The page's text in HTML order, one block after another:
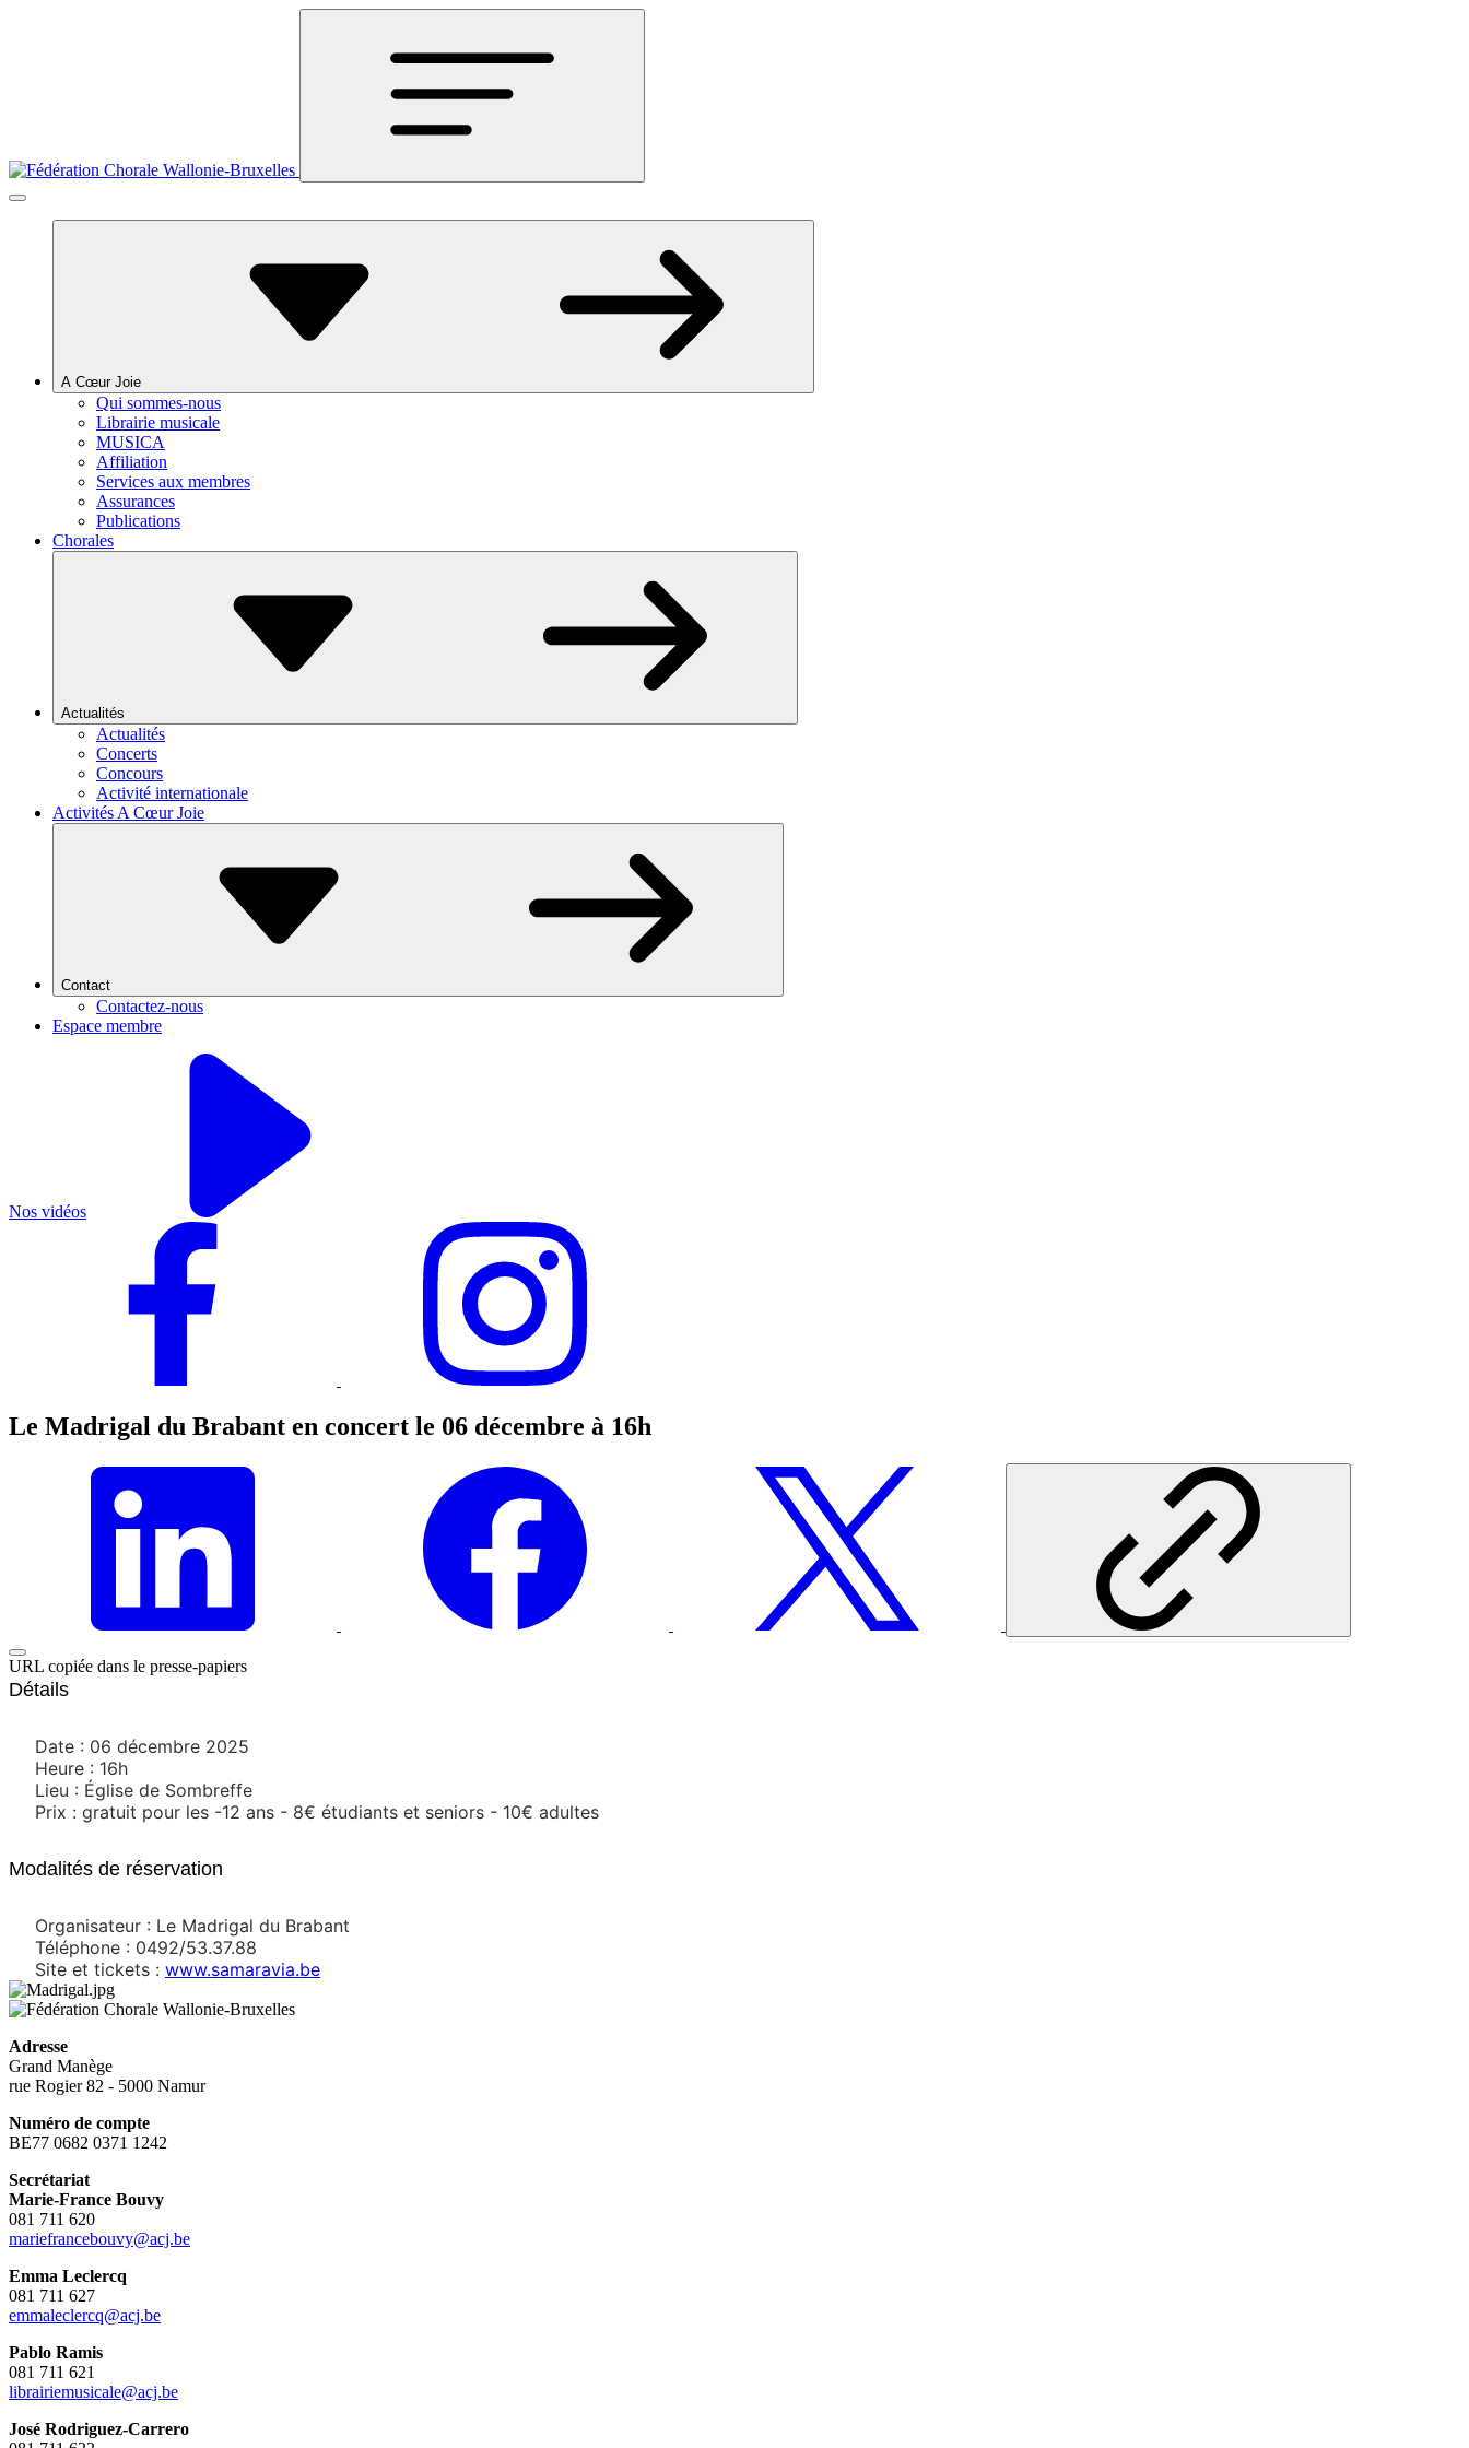
A Cœur Joie
Qui sommes-nous
Librairie musicale
MUSICA
Affiliation
Services aux membres
Assurances
Publications
Chorales
Actualités
Actualités
Concerts
Concours
Activité internationale
Activités A Cœur Joie
Contact
Contactez-nous
Espace membre
Nos vidéos
Le Madrigal du Brabant en concert le 06 décembre à 16h
URL copiée dans le presse-papiers
Détails
Date : 06 décembre 2025
Heure : 16h
Lieu : Église de Sombreffe
Prix : gratuit pour les -12 ans - 8€ étudiants et seniors - 10€ adultes
Modalités de réservation
Organisateur : Le Madrigal du Brabant
Téléphone : 0492/53.37.88
Site et tickets : www.samaravia.be
Adresse
Grand Manège
rue Rogier 82 - 5000 Namur
Numéro de compte
BE77 0682 0371 1242
Secrétariat
Marie-France Bouvy
081 711 620
mariefrancebouvy@acj.be
Emma Leclercq
081 711 627
emmaleclercq@acj.be
Pablo Ramis
081 711 621
librairiemusicale@acj.be
José Rodriguez-Carrero